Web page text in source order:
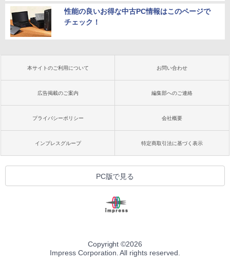
性能の良いお得な中古PC情報はこのページで
チェック！
本サイトのご利用について お問い合わせ
広告掲載のご案内 編集部へのご連絡
プライバシーポリシー 会社概要
インプレスグループ 特定商取引法に基づく表示
PC版で見る
Copyright ©2026
Impress Corporation. All rights reserved.